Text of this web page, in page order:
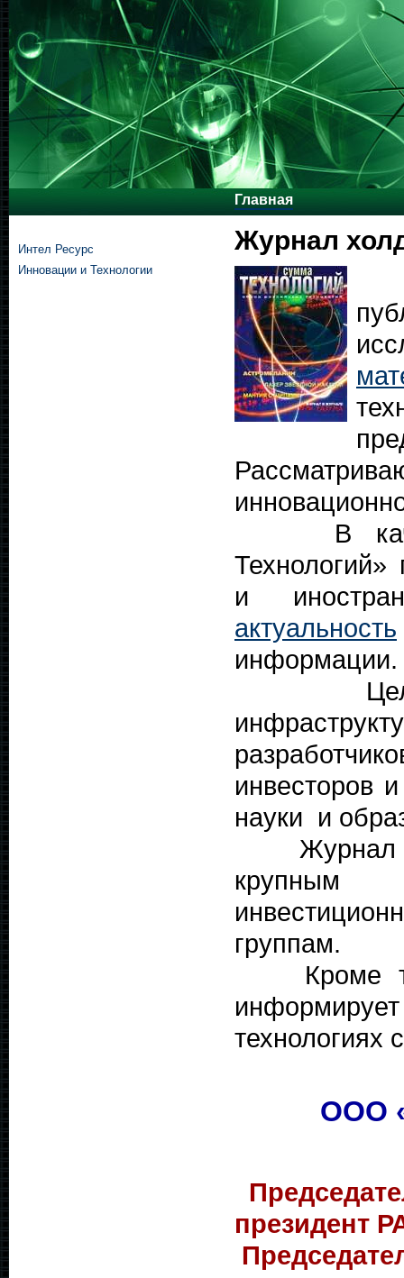
Главная
Журнал
В
Технологий»
и
актуальность
информации.
Цель
инвесторов
науки и
Журнал
крупным
группам.
Кроме
технологиях
ООО
президент
Интел Ресурс
Инновации и Технологии